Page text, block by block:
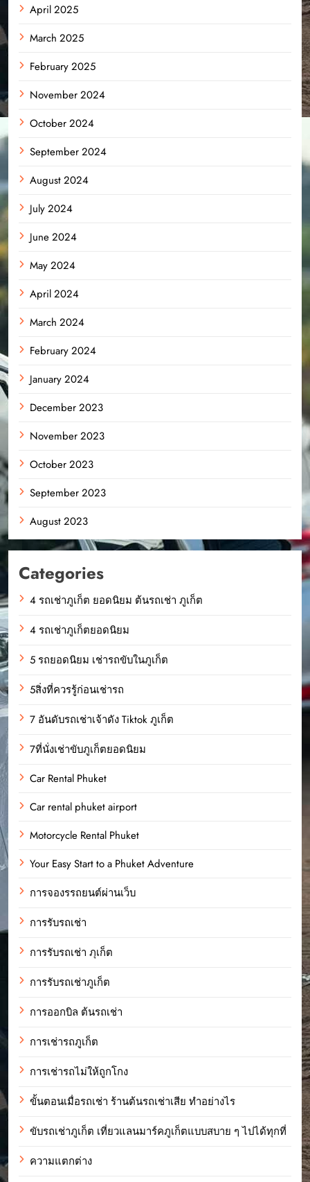
April 2025
March 2025
February 2025
November 2024
October 2024
September 2024
August 2024
July 2024
June 2024
May 2024
April 2024
March 2024
February 2024
January 2024
December 2023
November 2023
October 2023
September 2023
August 2023
Categories
4 รถเช่าภูเก็ต ยอดนิยม ต้นรถเช่า ภูเก็ต
4 รถเช่าภูเก็ตยอดนิยม
5 รถยอดนิยม เช่ารถขับในภูเก็ต
5สิ่งที่ควรรู้ก่อนเช่ารถ
7 อันดับรถเช่าเจ้าดัง Tiktok ภูเก็ต
7ที่นั่งเช่าขับภูเก็ตยอดนิยม
Car Rental Phuket
Car rental phuket airport
Motorcycle Rental Phuket
Your Easy Start to a Phuket Adventure
การจองรรถยนต์ผ่านเว็บ
การรับรถเช่า
การรับรถเช่า ภุเก็ต
การรับรถเช่าภูเก็ต
การออกบิล ต้นรถเช่า
การเช่ารถภูเก็ต
การเช่ารถไม่ให้ถูกโกง
ขั้นตอนเมื่อรถเช่า ร้านต้นรถเช่าเสีย ทำอย่างไร
ขับรถเช่าภูเก็ต เที่ยวแลนมาร์คภูเก็ตแบบสบาย ๆ ไปได้ทุกที่
ความแตกต่าง